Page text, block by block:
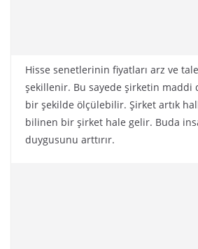
Hisse senetlerinin fiyatları arz ve
şekillenir. Bu sayede şirketin maddi
bir şekilde ölçülebilir. Şirket artık
bilinen bir şirket hale gelir. Buda
duygusunu arttırır.